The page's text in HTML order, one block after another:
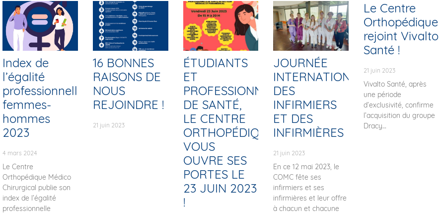
Index de
l’égalité
professionnelle
femmes-
hommes
2023
4 mars 2024
Le Centre
Orthopédique Médico
Chirurgical publie son
index de l’égalité
professionnelle
16 BONNES
RAISONS DE
NOUS
REJOINDRE !
21 juin 2023
ÉTUDIANTS
ET
PROFESSIONNELS
DE SANTÉ,
LE CENTRE
ORTHOPÉDIQUE
VOUS
OUVRE SES
PORTES LE
23 JUIN 2023
!
JOURNÉE
INTERNATIONALE
DES
INFIRMIERS
ET DES
INFIRMIÈRES
21 juin 2023
En ce 12 mai 2023, le
COMC fête ses
infirmiers et ses
infirmières et leur offre
à chacun et chacune
Le Centre
Orthopédique
rejoint Vivalto
Santé !
21 juin 2023
Vivalto Santé, après
une période
d’exclusivité, confirme
l’acquisition du groupe
Dracy